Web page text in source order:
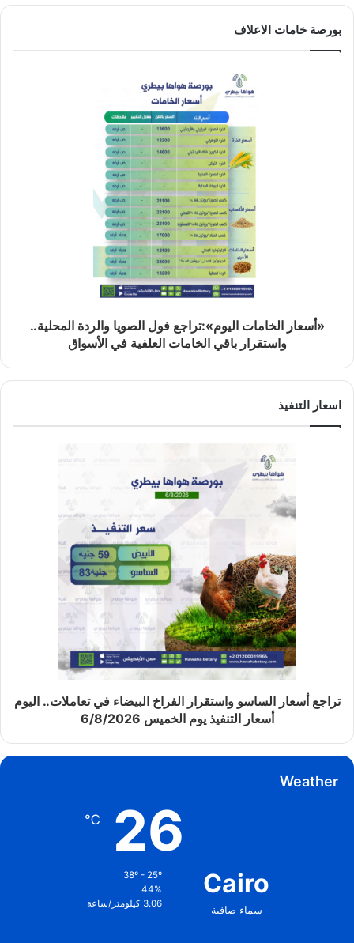
بورصة خامات الاعلاف
«أسعار الخامات اليوم»:تراجع فول الصويا والردة المحلية..
واستقرار باقي الخامات العلفية في الأسواق
اسعار التنفيذ
تراجع أسعار الساسو واستقرار الفراخ البيضاء في تعاملات.. اليوم
أسعار التنفيذ يوم الخميس 6/8/2026
Weather
Cairo
سماء صافية
26
℃
44%
3.06 كيلومتر/ساعة